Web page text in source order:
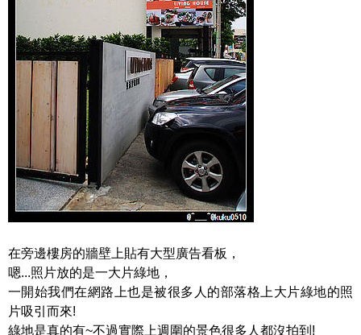
在旁邊樓房的牆壁上貼有大型廣告看板，
嗯...照片放的是一大片綠地，
一開始我們在網路上也是被很多人的部落格上大片綠地的照
片吸引而來!
綠地是真的有~不過實際上週圍的景色很多人都沒拍到!